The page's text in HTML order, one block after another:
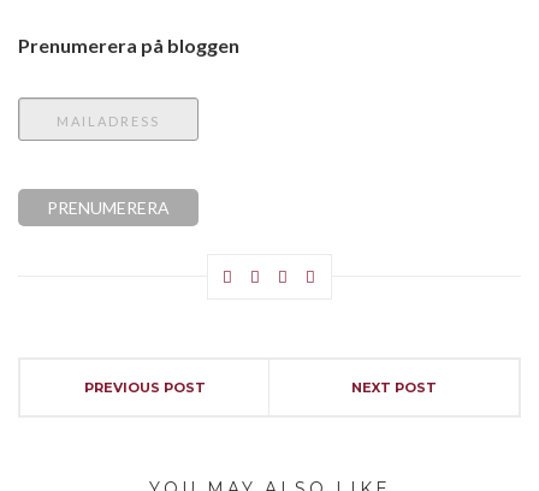
Prenumerera på bloggen
PREVIOUS POST NEXT POST